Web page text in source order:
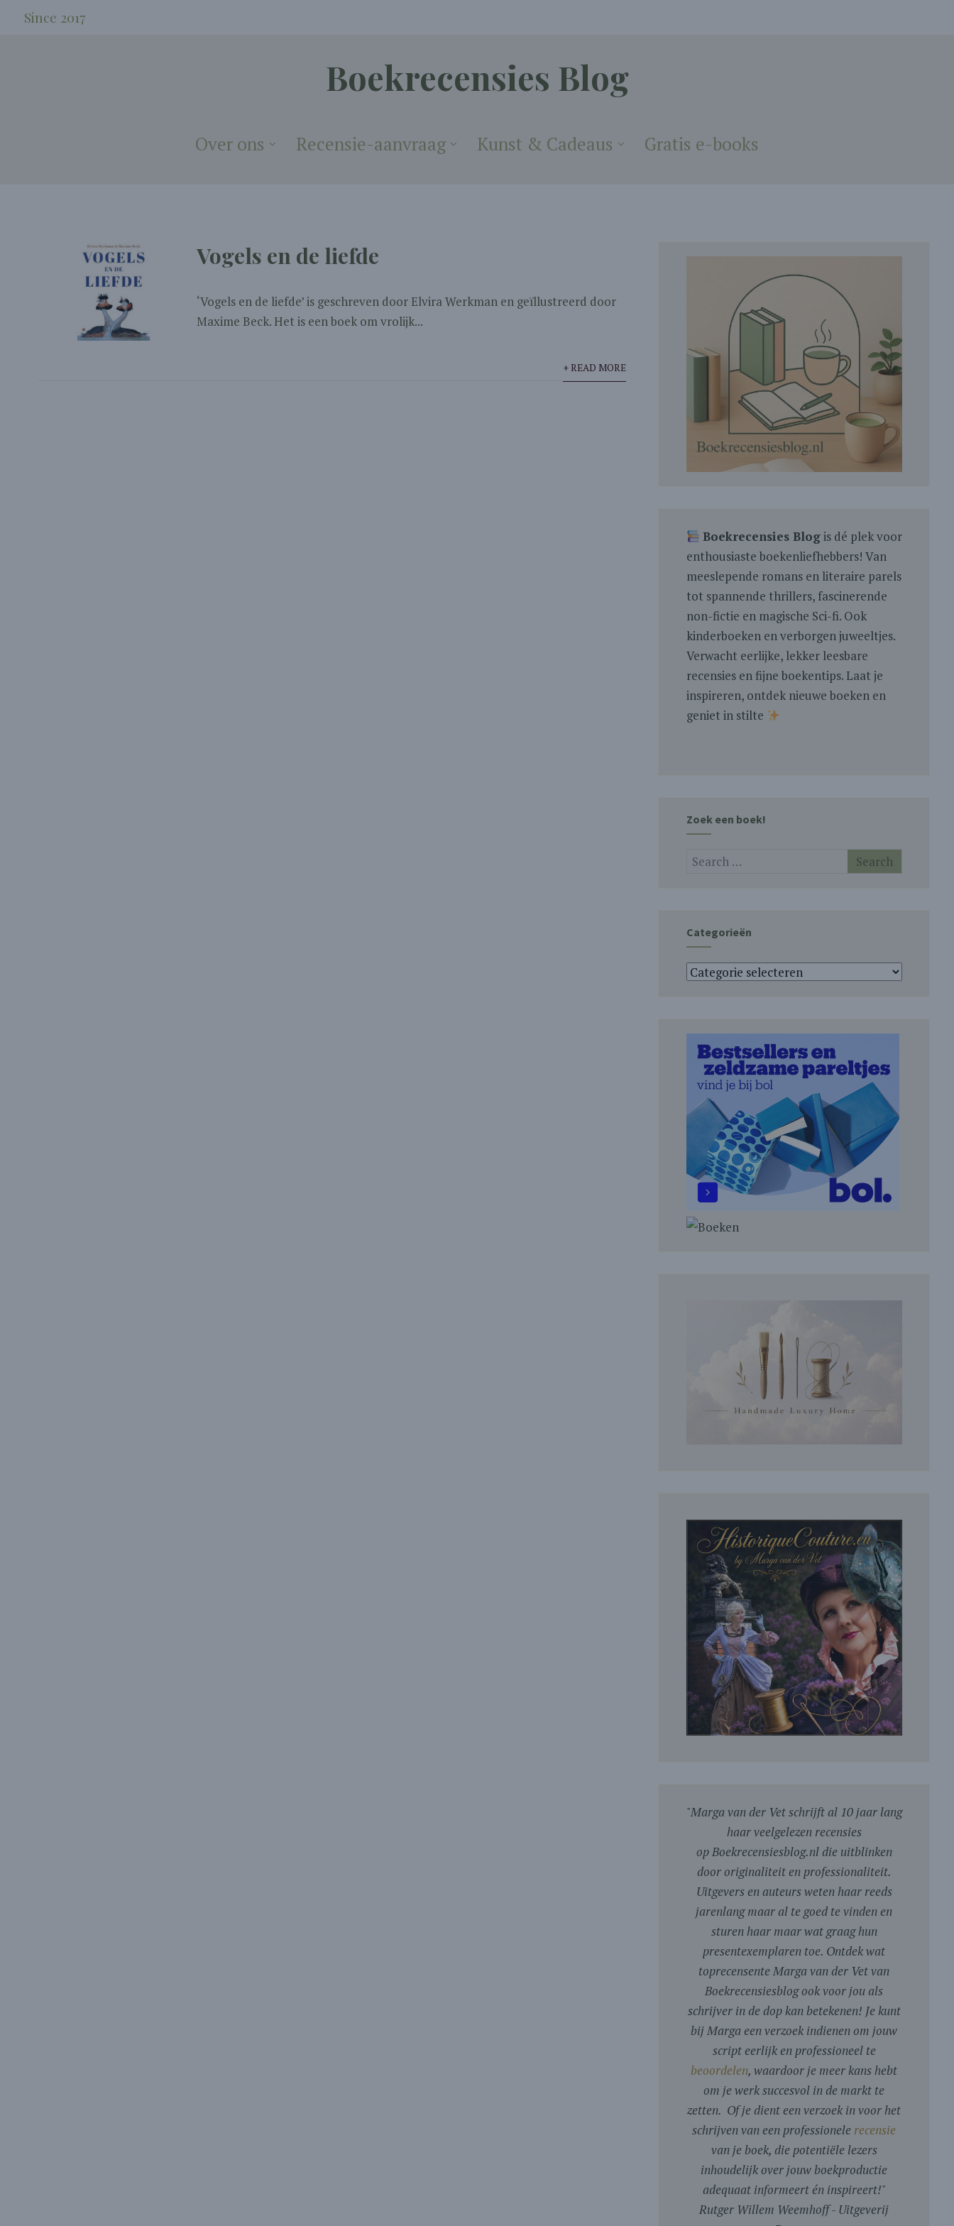
Since 2017
Boekrecensies Blog
Over ons Recensie-aanvraag Kunst & Cadeaus Gratis e-books
Vogels en de liefde
‘Vogels en de liefde’ is geschreven door Elvira Werkman en geïllustreerd door
Maxime Beck. Het is een boek om vrolijk...
+ READ MORE
Boekrecensies Blogis dé plek voor
enthousiaste boekenliefhebbers! Van
meeslepende romans en literaire parels
tot spannende thrillers, fascinerende
non-fictie en magische Sci-fi. Ook
kinderboeken en verborgen juweeltjes.
Verwacht eerlijke, lekker leesbare
recensies en fijne boekentips. Laat je
inspireren, ontdek nieuwe boeken en
geniet in stilte
Zoek een boek!
Categorieën
Categorieën
"Marga van der Vet schrijft al 10 jaar lang
haar veelgelezen recensies
op Boekrecensiesblog.nl die uitblinken
door originaliteit en professionaliteit.
Uitgevers en auteurs weten haar reeds
jarenlang maar al te goed te vinden en
sturen haar maar wat graag hun
presentexemplaren toe. Ontdek wat
toprecensente Marga van der Vet van
Boekrecensiesblog ook voor jou als
schrijver in de dop kan betekenen! Je kunt
bij Marga een verzoek indienen om jouw
script eerlijk en professioneel te
beoordelen, waardoor je meer kans hebt
om je werk succesvol in de markt te
zetten. Of je dient een verzoek in voor het
schrijven van een professionele recensie
van je boek, die potentiële lezers
inhoudelijk over jouw boekproductie
adequaat informeert én inspireert!"
Rutger Willem Weemhoff - Uitgeverij